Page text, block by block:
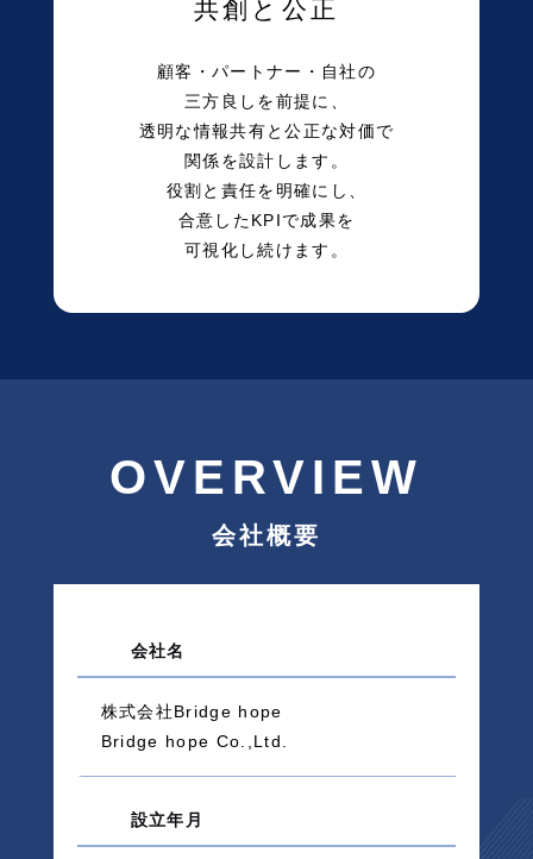
共創と公正
顧客・パートナー・自社の
三方良しを前提に、
透明な情報共有と公正な対価で
関係を設計します。
役割と責任を明確にし、
合意したKPIで成果を
可視化し続けます。
OVERVIEW
会社概要
会社名
株式会社Bridge hope
Bridge hope Co.,Ltd.
設立年月